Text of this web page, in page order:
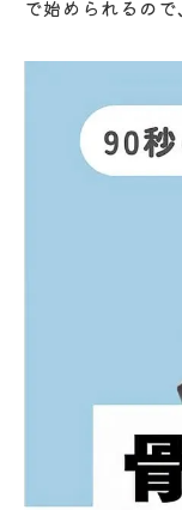
で始められるので